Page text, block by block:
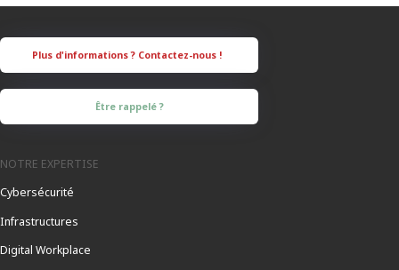
Être rappelé ?
NOTRE EXPERTISE
Cybersécurité
Infrastructures
Digital Workplace